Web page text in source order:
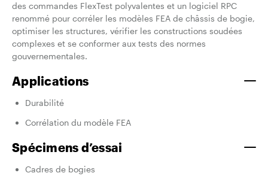
des commandes FlexTest polyvalentes et un logiciel RPC
renommé pour corréler les modèles FEA de châssis de bogie,
optimiser les structures, vérifier les constructions soudées
complexes et se conformer aux tests des normes
gouvernementales.
Applications
Durabilité
Corrélation du modèle FEA
Spécimens d’essai
Cadres de bogies